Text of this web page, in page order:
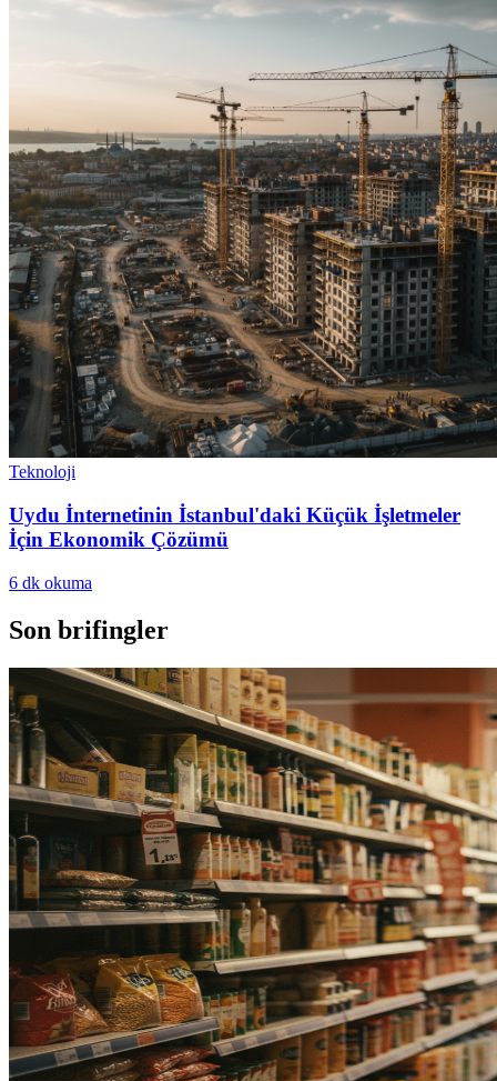
Teknoloji
Uydu İnternetinin İstanbul'daki Küçük İşletmeler
İçin Ekonomik Çözümü
6 dk okuma
Son brifingler